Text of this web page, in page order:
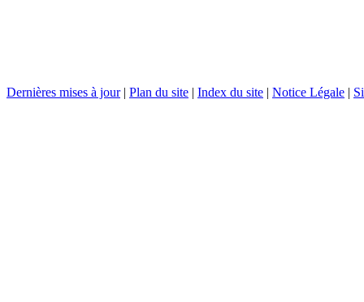
Dernières mises à jour| Plan du site | Index du site | Notice Légale |